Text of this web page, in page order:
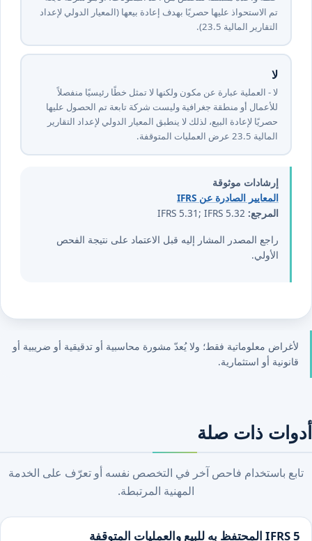
ويمثل خط عمل رئيسي منفصل أو منطقة جغرافية، أو هو جزء من
خطة واحدة منسقة للتخلص من أحد المكونات، أو هو شركة تابعة
التقارير المالية ⁦5⁩.⁦32⁩).
لا
لا - العملية عبارة عن مكون ولكنها لا تمثل خطًا رئيسيًا منفصلاً
للأعمال أو منطقة جغرافية وليست شركة تابعة تم الحصول عليها
إرشادات موثوقة
المعايير الصادرة عن IFRS
المرجع:IFRS 5.31; IFRS 5.32
راجع المصدر المشار إليه قبل الاعتماد على نتيجة الفحص
لأغراض معلوماتية فقط؛ ولا يُعدّ مشورة محاسبية أو تدقيقية أو ضريبية أو
تابع باستخدام فاحص آخر في التخصص نفسه أو تعرّف على الخدمة
المهنية المرتبطة.